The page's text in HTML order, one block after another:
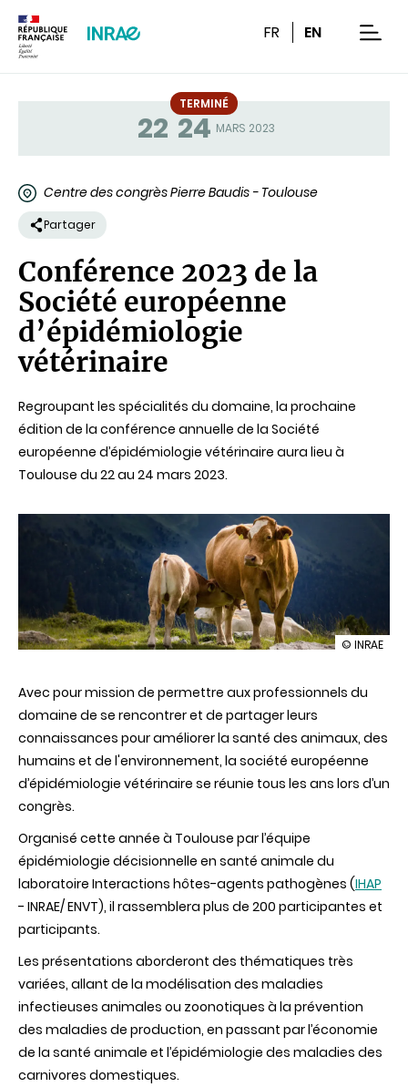
FR EN
22 24 MARS 2023
Statut
TERMINÉ
Centre des congrès Pierre Baudis - Toulouse
Partager
Conférence 2023 de la
Société européenne
d’épidémiologie
vétérinaire
Regroupant les spécialités du domaine, la prochaine
édition de la conférence annuelle de la Société
européenne d’épidémiologie vétérinaire aura lieu à
Toulouse du 22 au 24 mars 2023.
illustration
de
vétérinaire
© INRAE
Avec pour mission de permettre aux professionnels du
domaine de se rencontrer et de partager leurs
connaissances pour améliorer la santé des animaux, des
humains et de l'environnement, la société européenne
d’épidémiologie vétérinaire se réunie tous les ans lors d’un
congrès.
Organisé cette année à Toulouse par l’équipe
épidémiologie décisionnelle en santé animale du
laboratoire Interactions hôtes-agents pathogènes (IHAP
- INRAE/ ENVT), il rassemblera plus de 200 participantes et
participants.
Les présentations aborderont des thématiques très
variées, allant de la modélisation des maladies
infectieuses animales ou zoonotiques à la prévention
des maladies de production, en passant par l’économie
de la santé animale et l’épidémiologie des maladies des
carnivores domestiques.